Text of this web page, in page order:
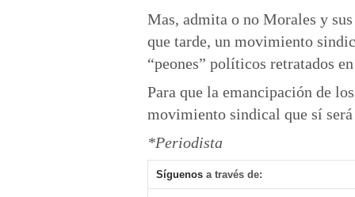
Mas, admita o no Morales y
que tarde, un movimiento
“peones” políticos retratados
Para que la emancipación de
movimiento sindical que sí
*Periodista
Síguenos a través de: